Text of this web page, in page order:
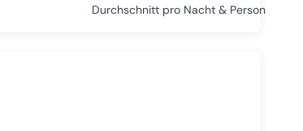
Durchschnitt pro Nacht & Person